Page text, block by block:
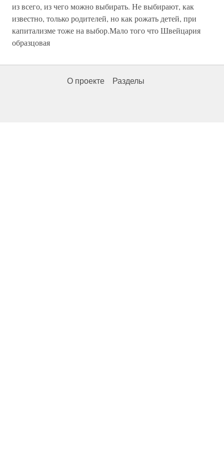
из всего, из чего можно выбирать. Не выбирают, как
известно, только родителей, но как рожать детей, при
капитализме тоже на выбор.Мало того что Швейцария
образцовая
О проекте Разделы